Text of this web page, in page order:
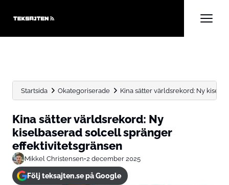
Startsida Okategoriserade Kina sätter världsrekord: Ny
Kina sätter världsrekord: Ny
kiselbaserad solcell spränger
effektivitetsgränsen
Mikkel Christensen•2 december 2025
Följ teksajten.se på Google